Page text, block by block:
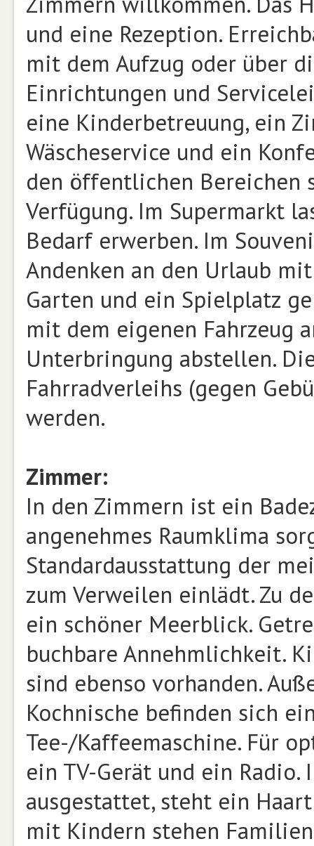
und eine Rezeption.
mit dem Aufzug oder über
Einrichtungen und
eine Kinderbetreuung, ein
Wäscheservice und ein
den öffentlichen Bereichen
Verfügung. Im Supermarkt
Bedarf erwerben. Im
Andenken an den Urlaub
Garten und ein Spielplatz
mit dem eigenen Fahrzeug
Unterbringung abstellen.
Fahrradverleihs (gegen
werden.
Zimmer:
In den Zimmern ist ein
angenehmes Raumklima
Standardausstattung der
zum Verweilen einlädt. Zu
ein schöner Meerblick.
buchbare Annehmlichkeit.
sind ebenso vorhanden.
Kochnische befinden sich
Tee-/Kaffeemaschine. Für
ein TV-Gerät und ein
ausgestattet, steht ein
mit Kindern stehen